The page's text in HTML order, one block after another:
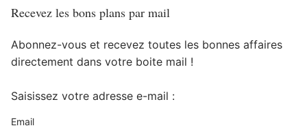
Recevez les bons plans par mail
Abonnez-vous et recevez toutes les bonnes affaires
directement dans votre boite mail !
Saisissez votre adresse e-mail :
Email